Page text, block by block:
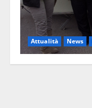
Attualità News